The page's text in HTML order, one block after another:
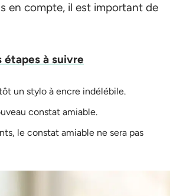
en compte, il est important de
étapes à suivre
un stylo à encre indélébile.
constat amiable.
le constat amiable ne sera pas